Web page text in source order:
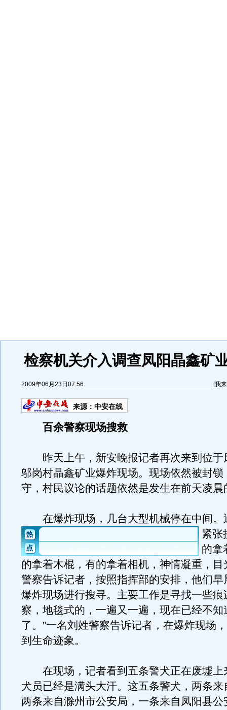
检察机关介入调查凤阳晶鑫矿
2009年06月23日07:56 [我
来源： 中安在线
百余警察现场搜救
昨天上午，新安晚报记者再次来到位于
邬岗村晶鑫矿业爆炸现场。现场依然被封锁
守，村民议论的话题依然是发生在前天凌晨
在爆炸现场，几台大型机械停在中间。
紧张
的拿
的拿着木棍，有的拿着相机，神情凝重，目
警察告诉记者，按照指挥部的安排，他们早
爆炸现场进行搜寻。主要工作是寻找一些痕
察，地毯式的，一遍又一遍，现在已经不知
了。”一名刘姓警察告诉记者，在爆炸现场
到生命迹象。
在现场，记者看到五条警犬正在废墟上
犬员已经是满头大汗。这五条警犬，两条来
两条来自滁州市公安局，一条来自凤阳县公